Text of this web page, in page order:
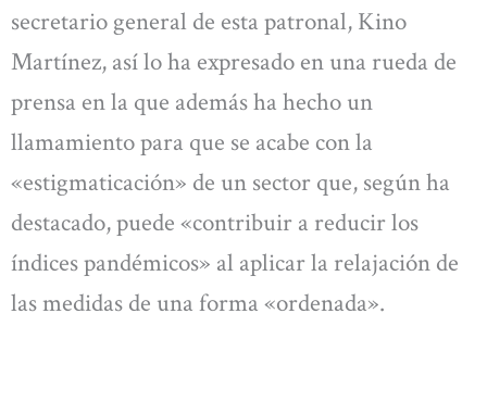
secretario general de esta patronal, Kino
Martínez, así lo ha expresado en una rueda de
prensa en la que además ha hecho un
llamamiento para que se acabe con la
«estigmaticación» de un sector que, según ha
destacado, puede «contribuir a reducir los
índices pandémicos» al aplicar la relajación de
las medidas de una forma «ordenada».